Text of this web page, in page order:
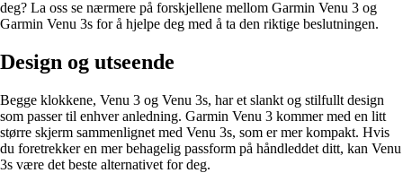
deg? La oss se nærmere på forskjellene mellom Garmin Venu 3 og
Garmin Venu 3s for å hjelpe deg med å ta den riktige beslutningen.
Design og utseende
Begge klokkene, Venu 3 og Venu 3s, har et slankt og stilfullt design
som passer til enhver anledning. Garmin Venu 3 kommer med en litt
større skjerm sammenlignet med Venu 3s, som er mer kompakt. Hvis
du foretrekker en mer behagelig passform på håndleddet ditt, kan Venu
3s være det beste alternativet for deg.